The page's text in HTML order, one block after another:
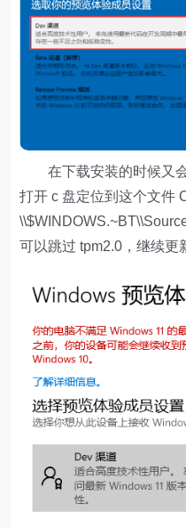
在下载安装的时候又会
打开 c 盘定位到这个文件
可以跳过 tpm2.0，继续更